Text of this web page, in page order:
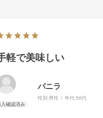
軽で美味しい
バニラ
性別:男性 年代:50代